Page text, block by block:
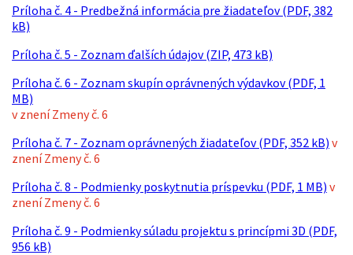
Príloha č. 4 - Predbežná informácia pre žiadateľov (PDF, 382
kB)
Príloha č. 5 - Zoznam ďalších údajov (ZIP, 473 kB)
Príloha č. 6 - Zoznam skupín oprávnených výdavkov (PDF, 1
MB)
v znení Zmeny č. 6
Príloha č. 7 - Zoznam oprávnených žiadateľov (PDF, 352 kB) v
znení Zmeny č. 6
Príloha č. 8 - Podmienky poskytnutia príspevku (PDF, 1 MB) v
znení Zmeny č. 6
Príloha č. 9 - Podmienky súladu projektu s princípmi 3D (PDF,
956 kB)